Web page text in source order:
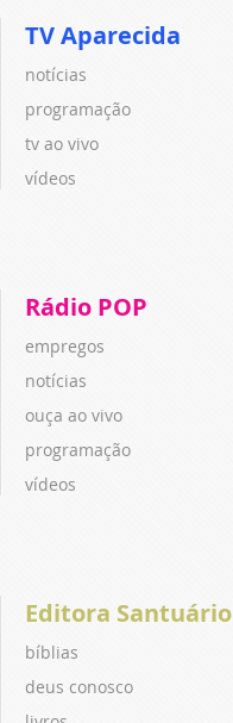
TV Aparecida
notícias
programação
tv ao vivo
vídeos
Rádio POP
empregos
notícias
ouça ao vivo
programação
vídeos
Editora Santuário
bíblias
deus conosco